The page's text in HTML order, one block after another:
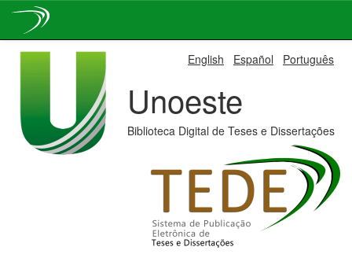
English Español Português
Unoeste
Biblioteca Digital de Teses e Dissertações